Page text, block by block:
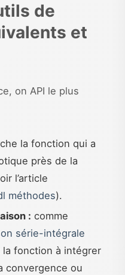
de
et
on API le plus
la fonction qui a
près de la
l’article
méthodes).
: comme
série-intégrale
la fonction à intégrer
convergence ou